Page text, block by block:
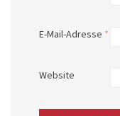
E-Mail-Adresse *
Website